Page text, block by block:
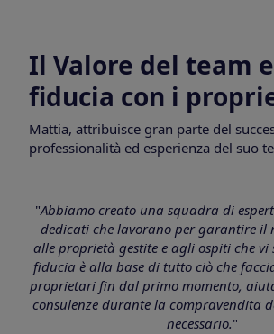
Il Valore del team
fiducia con i
Mattia, attribuisce gran parte del
professionalità ed esperienza del suo
"Abbiamo creato una squadra di
dedicati che lavorano per garantire il
alle proprietà gestite e agli ospiti che vi
fiducia è alla base di tutto ciò che
proprietari fin dal primo momento,
consulenze durante la compravendita
necessario."